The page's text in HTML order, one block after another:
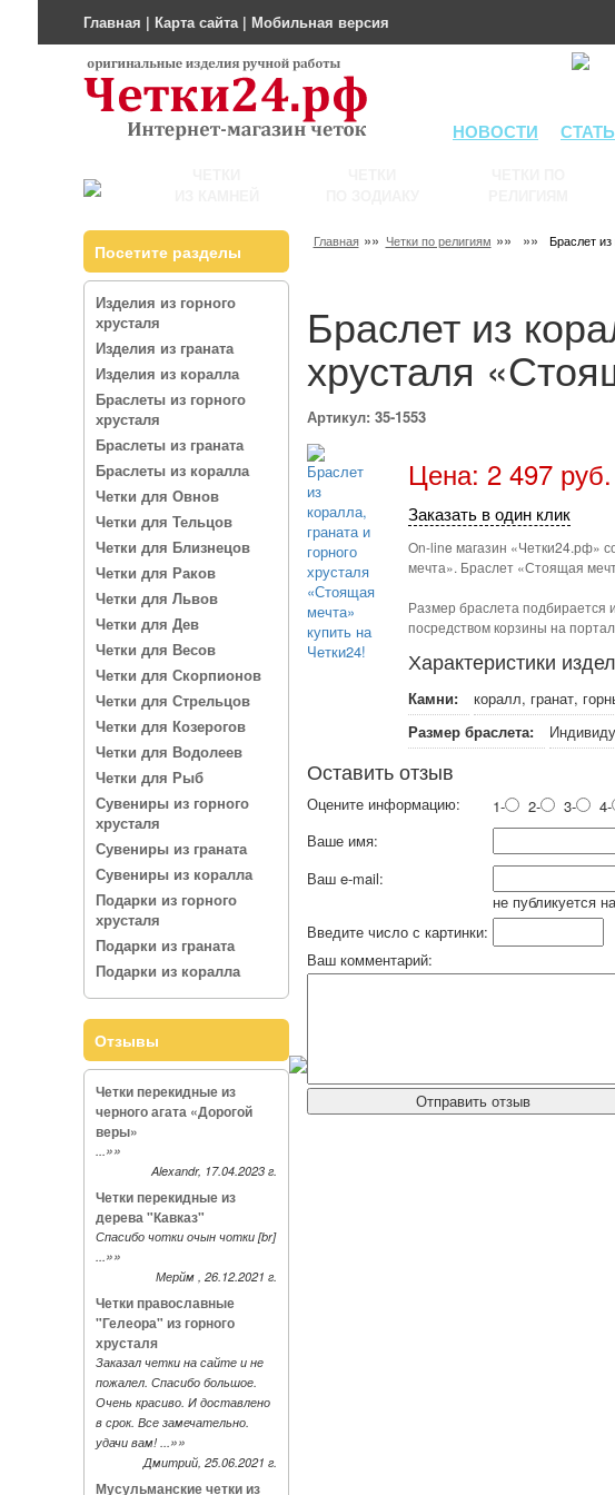
Главная | Карта сайта| Мобильная версия
НОВОСТИ
Посетите разделы
Изделия из горного
хрусталя
Изделия из граната
Изделия из коралла
Браслеты из горного
хрусталя
Браслеты из граната
Браслеты из коралла
Четки для Овнов
Четки для Тельцов
Четки для Близнецов
Четки для Раков
Четки для Львов
Четки для Дев
Четки для Весов
Четки для Скорпионов
Четки для Стрельцов
Четки для Козерогов
Четки для Водолеев
Четки для Рыб
Сувениры из горного
хрусталя
Сувениры из граната
Сувениры из коралла
Подарки из горного
хрусталя
Подарки из граната
Подарки из коралла
Отзывы
Четки перекидные из
черного агата «Дорогой
веры»
...»»
Alexandr, 17.04.2023 г.
Четки перекидные из
дерева "Кавказ"
Спасибо чотки очын чотки [br]
...»»
Мерйм , 26.12.2021 г.
Четки православные
"Гелеора" из горного
хрусталя
Заказал четки на сайте и не
пожалел. Спасибо большое.
Очень красиво. И доставлено
в срок. Все замечательно.
удачи вам! ...»»
Дмитрий, 25.06.2021 г.
Мусульманские четки из
Главная»» Четки по религиям »» »» Браслет
Браслет из
хрусталя
Артикул: 35-1553
Цена: 2 497 руб.
Заказать в один клик
On-line магазин «Четки24.рф»
мечта». Браслет «Стоящая
Размер браслета подбирается
посредством корзины на
Характеристики
Камни:
коралл, гранат,
Размер браслета:
Оставить отзыв
Оцените информацию: 1- 2- 3- 4-
Ваше имя:
Ваш e-mail:
не публикуется
Введите число с картинки:
Ваш комментарий: